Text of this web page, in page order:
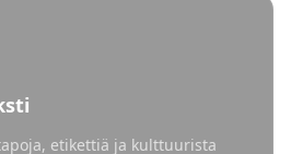
etikettiä ja kulttuurista